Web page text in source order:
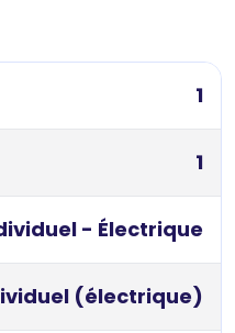
1
1
- Électrique
(électrique)